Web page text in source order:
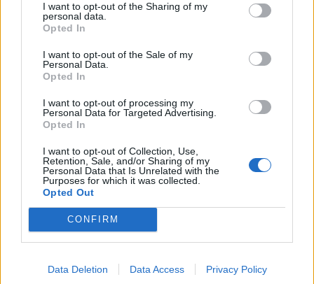
I want to opt-out of the Sharing of my
personal data.
Opted In
I want to opt-out of the Sale of my
Personal Data.
Opted In
I want to opt-out of processing my
Personal Data for Targeted Advertising.
Opted In
I want to opt-out of Collection, Use,
Retention, Sale, and/or Sharing of my
Personal Data that Is Unrelated with the
Purposes for which it was collected.
Opted Out
CONFIRM
Data Deletion Data Access Privacy Policy
Επόμενο Τέλος
ΕΠΑΓΓΕΛΜΑΤΙΕΣ ΥΓΕΙΑΣ